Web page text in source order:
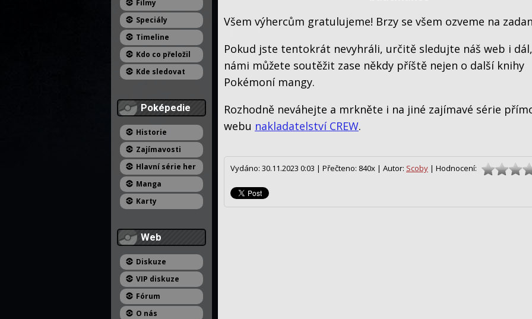
Filmy
Speciály
Timeline
Kdo co přeložil
Kde sledovat
Poképedie
Historie
Zajímavosti
Hlavní série her
Manga
Karty
Web
Diskuze
VIP diskuze
Fórum
O nás
Všem výhercům gratulujeme! Brzy se všem ozveme na
Pokud jste tentokrát nevyhráli, určitě sledujte náš web i
námi můžete soutěžit zase někdy příště nejen o další knihy
Pokémoní mangy.
Rozhodně neváhejte a mrkněte i na jiné zajímavé série
webu nakladatelství CREW.
Vydáno: 30.11.2023 0:03 | Přečteno: 840x | Autor: Scoby | Hodnocení: